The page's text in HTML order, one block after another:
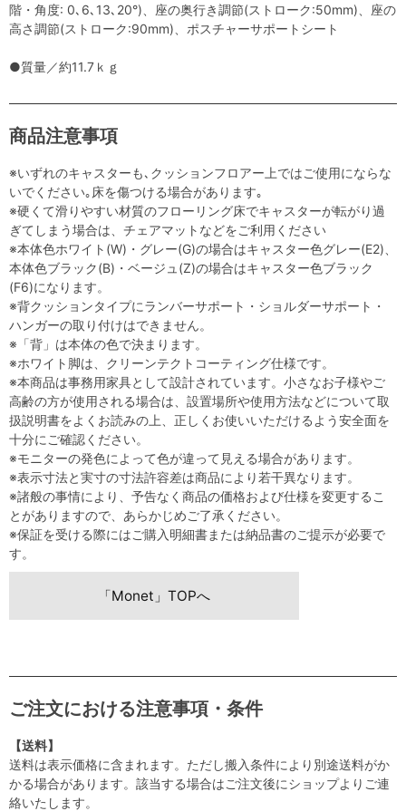
階・角度: 0､6､13､20°)、座の奥行き調節(ストローク:50mm)、座の
高さ調節(ストローク:90mm)、ポスチャーサポートシート
●質量／約11.7ｋｇ
商品注意事項
※いずれのキャスターも､クッションフロアー上ではご使用にならな
いでください｡床を傷つける場合があります｡
※硬くて滑りやすい材質のフローリング床でキャスターが転がり過
ぎてしまう場合は、チェアマットなどをご利用ください
※本体色ホワイト(W)・グレー(G)の場合はキャスター色グレー(E2)、
本体色ブラック(B)・ベージュ(Z)の場合はキャスター色ブラック
(F6)になります。
※背クッションタイプにランバーサポート・ショルダーサポート・
ハンガーの取り付けはできません。
※「背」は本体の色で決まります。
※ホワイト脚は、クリーンテクトコーティング仕様です。
※本商品は事務用家具として設計されています。小さなお子様やご
高齢の方が使用される場合は、設置場所や使用方法などについて取
扱説明書をよくお読みの上、正しくお使いいただけるよう安全面を
十分にご確認ください。
※モニターの発色によって色が違って見える場合があります。
※表示寸法と実寸の寸法許容差は商品により若干異なります。
※諸般の事情により、予告なく商品の価格および仕様を変更するこ
とがありますので、あらかじめご了承ください。
※保証を受ける際にはご購入明細書または納品書のご提示が必要で
す。
「Monet」TOPへ
ご注文における注意事項・条件
【送料】
送料は表示価格に含まれます。ただし搬入条件により別途送料がか
かる場合があります。該当する場合はご注文後にショップよりご連
絡いたします。